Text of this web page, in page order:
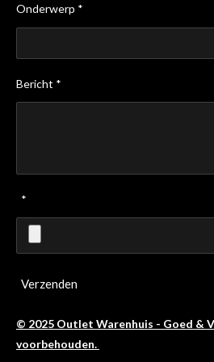
Onderwerp *
Bericht *
*
Verzenden
© 2025 Outlet Warenhuis - Goed &
voorbehouden.